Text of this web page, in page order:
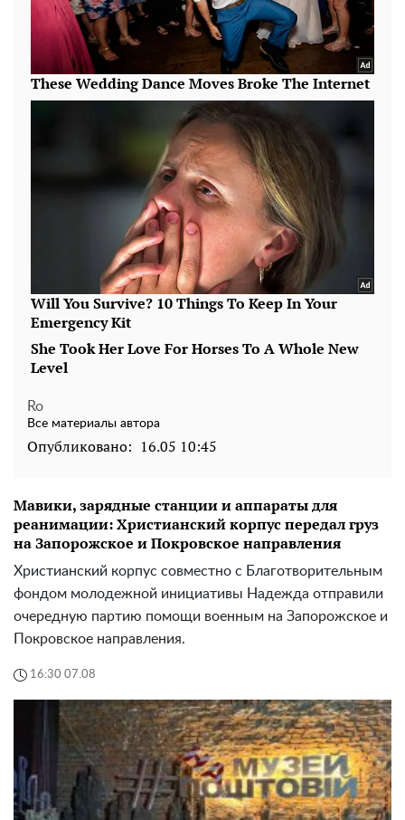
Ro
Все материалы автора
Опубликовано: 16.05 10:45
Мавики, зарядные станции и аппараты для
реанимации: Христианский корпус передал груз
на Запорожское и Покровское направления
Христианский корпус совместно с Благотворительным
фондом молодежной инициативы Надежда отправили
очередную партию помощи военным на Запорожское и
Покровское направления.
16:30 07.08